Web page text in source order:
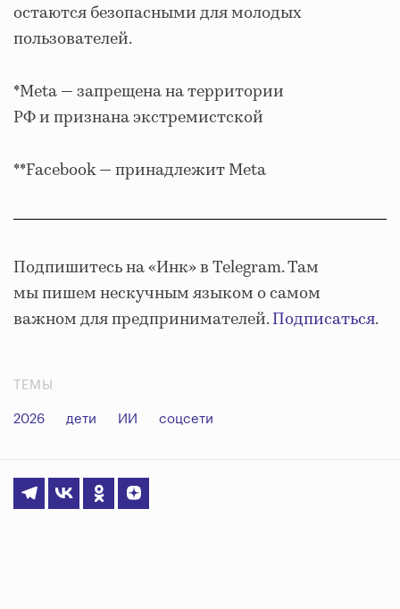
остаются безопасными для молодых
пользователей.
*Meta — запрещена на территории
РФ и признана экстремистской
**Facebook — принадлежит Meta
Подпишитесь на «Инк» в Telegram. Там
мы пишем нескучным языком о самом
важном для предпринимателей.Подписаться.
ТЕМЫ
2026 дети ИИ соцсети